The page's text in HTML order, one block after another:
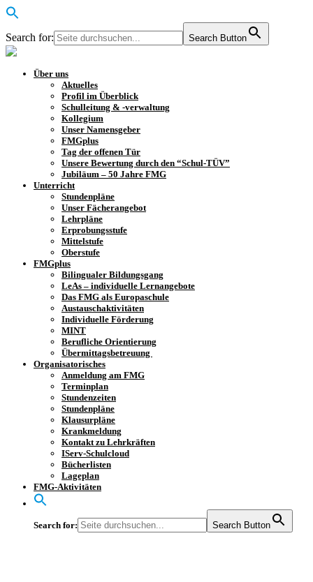
Search for: Search Button
Über uns
Aktuelles
Profil im Überblick
Schulleitung & -verwaltung
Kollegium
Unser Namensgeber
FMGplus
Tag der offenen Tür
Unsere Bewertung durch den “Schul-TÜV”
Jubiläum – 50 Jahre FMG
Unterricht
Stundenpläne
Unser Fächerangebot
Lehrpläne
Erprobungsstufe
Mittelstufe
Oberstufe
FMGplus
Bilingualer Bildungsgang
LeAs – individuelle Lernangebote
Das FMG als Europaschule
Austauschaktivitäten
Individuelle Förderung
MINT
Berufliche Orientierung
Übermittagsbetreuung
Organisatorisches
Anmeldung am FMG
Terminplan
Stundenzeiten
Stundenpläne
Klausurpläne
Krankmeldung
Kontakt zu Lehrkräften
IServ-Schulcloud
Bücherlisten
Lageplan
FMG-Aktivitäten
Search for: Search Button